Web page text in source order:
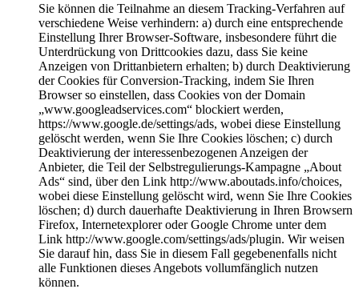
Sie können die Teilnahme an diesem Tracking-Verfahren auf
verschiedene Weise verhindern: a) durch eine entsprechende
Einstellung Ihrer Browser-Software, insbesondere führt die
Unterdrückung von Drittcookies dazu, dass Sie keine
Anzeigen von Drittanbietern erhalten; b) durch Deaktivierung
der Cookies für Conversion-Tracking, indem Sie Ihren
Browser so einstellen, dass Cookies von der Domain
„www.googleadservices.com“ blockiert werden,
https://www.google.de/settings/ads, wobei diese Einstellung
gelöscht werden, wenn Sie Ihre Cookies löschen; c) durch
Deaktivierung der interessenbezogenen Anzeigen der
Anbieter, die Teil der Selbstregulierungs-Kampagne „About
Ads“ sind, über den Link http://www.aboutads.info/choices,
wobei diese Einstellung gelöscht wird, wenn Sie Ihre Cookies
löschen; d) durch dauerhafte Deaktivierung in Ihren Browsern
Firefox, Internetexplorer oder Google Chrome unter dem
Link http://www.google.com/settings/ads/plugin. Wir weisen
Sie darauf hin, dass Sie in diesem Fall gegebenenfalls nicht
alle Funktionen dieses Angebots vollumfänglich nutzen
können.